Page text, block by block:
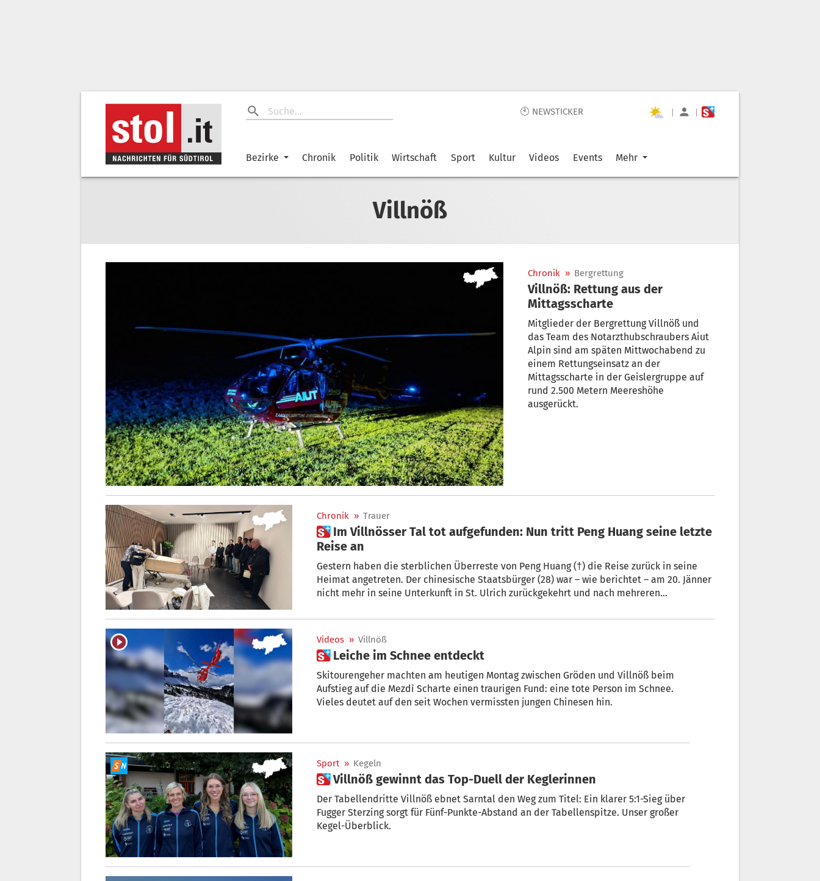
🕙 NEWSTICKER | |
Bezirke Chronik Politik Wirtschaft Sport Kultur Videos Events Mehr
Villnöß
Chronik » Bergrettung
Villnöß: Rettung aus der
Mittagsscharte
Mitglieder der Bergrettung Villnöß und
das Team des Notarzthubschraubers Aiut
Alpin sind am späten Mittwochabend zu
einem Rettungseinsatz an der
Mittagsscharte in der Geislergruppe auf
rund 2.500 Metern Meereshöhe
ausgerückt.
Chronik » Trauer
 Im Villnösser Tal tot aufgefunden: Nun tritt Peng Huang seine letzte
Reise an
Gestern haben die sterblichen Überreste von Peng Huang (†) die Reise zurück in seine
Heimat angetreten. Der chinesische Staatsbürger (28) war – wie berichtet – am 20. Jänner
nicht mehr in seine Unterkunft in St. Ulrich zurückgekehrt und nach mehreren
Mittagsscharte im Villnösser Tal tot gefunden worden.
Videos » Villnöß
 Leiche im Schnee entdeckt
Skitourengeher machten am heutigen Montag zwischen Gröden und Villnöß beim
Aufstieg auf die Mezdì Scharte einen traurigen Fund: eine tote Person im Schnee.
Vieles deutet auf den seit Wochen vermissten jungen Chinesen hin.
Sport » Kegeln
 Villnöß gewinnt das Top-Duell der Keglerinnen
Der Tabellendritte Villnöß ebnet Sarntal den Weg zum Titel: Ein klarer 5:1-Sieg über
Fugger Sterzing sorgt für Fünf-Punkte-Abstand an der Tabellenspitze. Unser großer
Kegel-Überblick.